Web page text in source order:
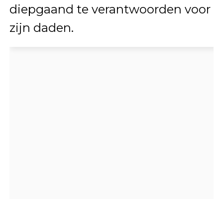
diepgaand te verantwoorden voor
zijn daden.